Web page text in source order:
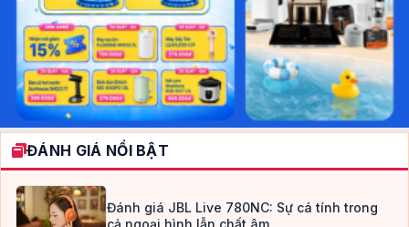
ĐÁNH GIÁ NỔI BẬT
Đánh giá JBL Live 780NC: Sự cá tính trong